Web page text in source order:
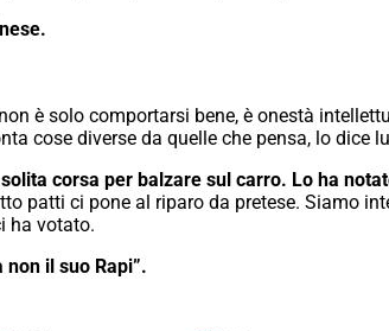
è solo comportarsi bene, è onestà
cose diverse da quelle che pensa, lo dice
corsa per balzare sul carro. Lo ha
patti ci pone al riparo da pretese. Siamo
ha votato.
il suo Rapi”.